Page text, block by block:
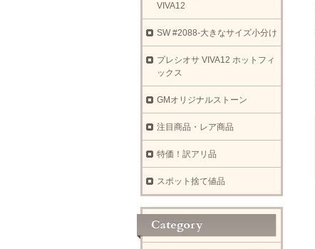
VIVA12
SW #2088-大きなサイズ小分け
プレシオサ VIVA12 ホットフィ
ックス
GMオリジナルストーン
注目商品・レア商品
特価！訳アリ品
スポット捨て値品